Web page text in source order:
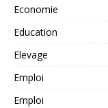
Economie
Education
Elevage
Emploi
Emploi